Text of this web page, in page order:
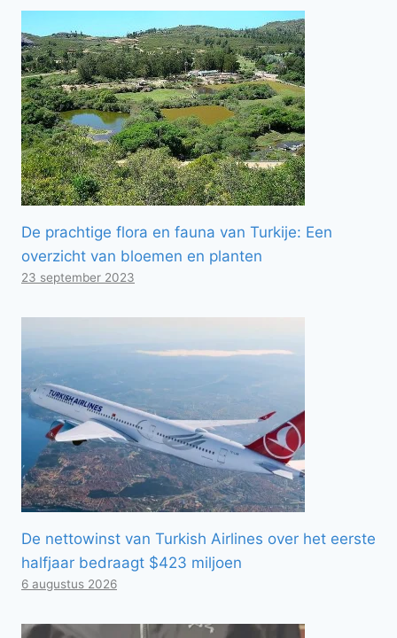
De prachtige flora en fauna van Turkije: Een
overzicht van bloemen en planten
23 september 2023
De nettowinst van Turkish Airlines over het eerste
halfjaar bedraagt ​​$423 miljoen
6 augustus 2026